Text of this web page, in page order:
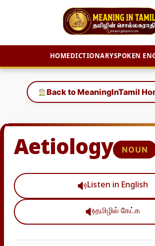
HOMEDICTIONARYSPOKEN
content
Back to MeaningInTamil
Aetiology NOUN
Listen in English
தமிழில் கேட்க